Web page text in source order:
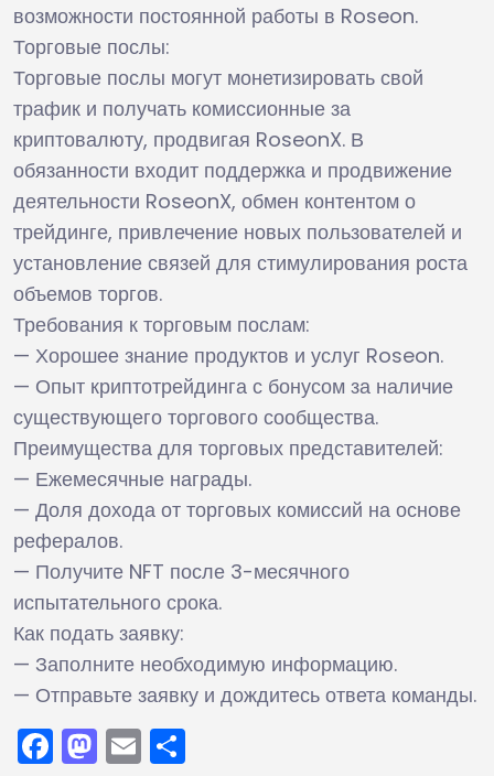
возможности постоянной работы в Roseon.
Торговые послы:
Торговые послы могут монетизировать свой
трафик и получать комиссионные за
криптовалюту, продвигая RoseonX. В
обязанности входит поддержка и продвижение
деятельности RoseonX, обмен контентом о
трейдинге, привлечение новых пользователей и
установление связей для стимулирования роста
объемов торгов.
Требования к торговым послам:
— Хорошее знание продуктов и услуг Roseon.
— Опыт криптотрейдинга с бонусом за наличие
существующего торгового сообщества.
Преимущества для торговых представителей:
— Ежемесячные награды.
— Доля дохода от торговых комиссий на основе
рефералов.
— Получите NFT после 3-месячного
испытательного срока.
Как подать заявку:
— Заполните необходимую информацию.
— Отправьте заявку и дождитесь ответа команды.
Facebook
Mastodon
Email